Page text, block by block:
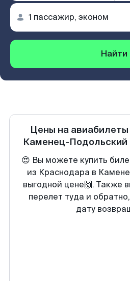
Найти
Цены на авиабилеты
Каменец-Подольский
😍 Вы можете купить
из Краснодара в
выгодной цене🙌. Также
перелет туда и
дату